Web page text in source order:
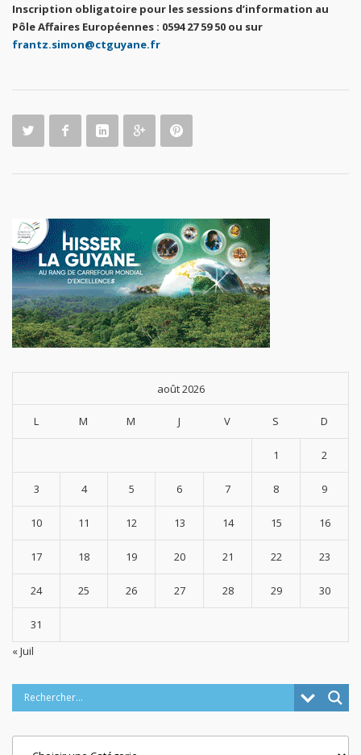
Inscription obligatoire pour les sessions d’information au
Pôle Affaires Européennes : 0594 27 59 50 ou sur
frantz.simon@ctguyane.fr
août 2026
L M M J V S D
1 2
3 4 5 6 7 8 9
10 11 12 13 14 15 16
17 18 19 20 21 22 23
24 25 26 27 28 29 30
31
« Juil